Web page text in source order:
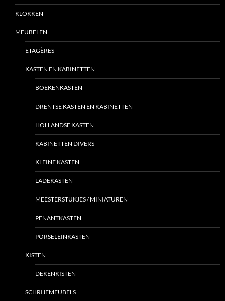
KLOKKEN
MEUBELEN
ETAGÈRES
KASTEN EN KABINETTEN
BOEKENKASTEN
DRENTSE KASTEN EN KABINETTEN
HOLLANDSE KASTEN
KABINETTEN DIVERS
KLEINE KASTEN
LADEKASTEN
MEESTERSTUKJES / MINIATUREN
PENANTKASTEN
PORSELEINKASTEN
KISTEN
DEKENKISTEN
SCHRIJFMEUBELS